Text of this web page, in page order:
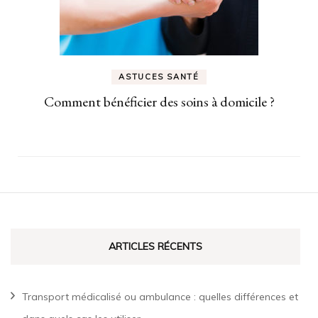
ASTUCES SANTÉ
Comment bénéficier des soins à domicile ?
ARTICLES RÉCENTS
Transport médicalisé ou ambulance : quelles différences et